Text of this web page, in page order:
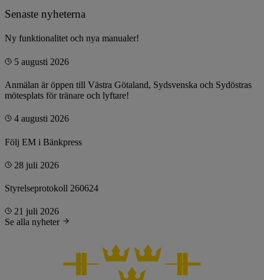
Senaste nyheterna
Ny funktionalitet och nya manualer!
5 augusti 2026
Anmälan är öppen till Västra Götaland, Sydsvenska och Sydöstras
mötesplats för tränare och lyftare!
4 augusti 2026
Följ EM i Bänkpress
28 juli 2026
Styrelseprotokoll 260624
21 juli 2026
Se alla nyheter